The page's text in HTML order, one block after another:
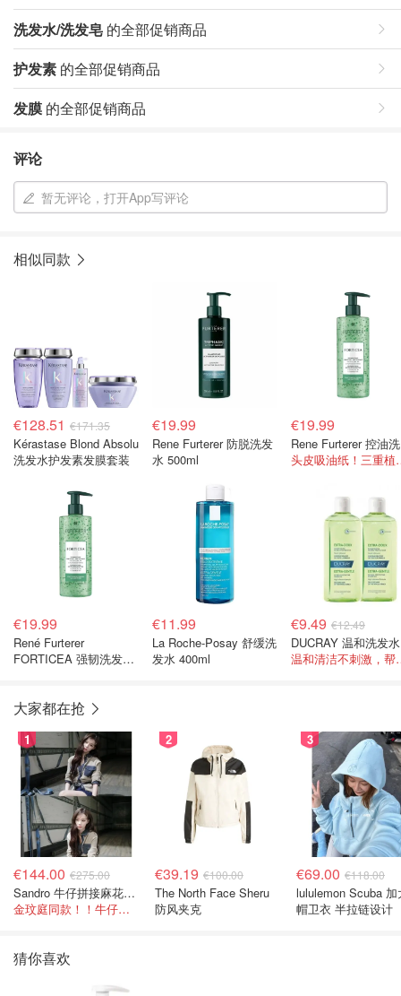
洗发水/洗发皂 的全部促销商品
护发素 的全部促销商品
发膜 的全部促销商品
评论
暂无评论，打开App写评论
相似同款
€128.51 €171.35
Kérastase Blond Absolu
洗发水护发素发膜套装
€19.99
Rene Furterer 防脱洗发
水 500ml
€19.99
头皮吸
€19.99
René Furterer
FORTICEA 强韧洗发水
€11.99
La Roche-Posay 舒缓洗
发水 400ml
€9.49 €12.49
温和清
大家都在抢
1
€144.00 €275.00
Sandro 牛仔拼接麻花针织夹克
金玟庭同款！！牛仔拼接超有层次感
2
€39.19 €100.00
The North Face Sheru
防风夹克
3
€69.00 €118.00
lululemon Scuba 加
帽卫衣 半拉链设计
猜你喜欢